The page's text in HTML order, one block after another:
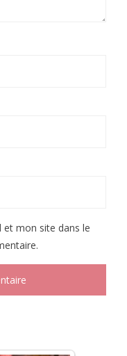
mon site dans le